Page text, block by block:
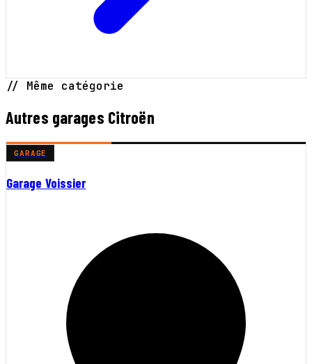
// Même catégorie
Autres garages Citroën
GARAGE
Garage Voissier